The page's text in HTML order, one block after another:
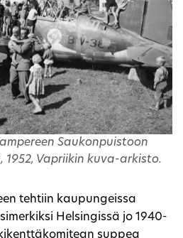
Saukonpuistoon
Vapriikin kuva-arkisto.
tehtiin kaupungeissa
Helsingissä jo 1940-
suppea